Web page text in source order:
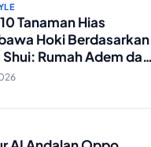
Tanaman Hias
Hoki Berdasarkan
Shui: Rumah Adem dan
Lancar!